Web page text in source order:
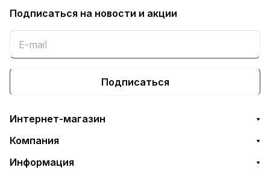
Подписаться на новости и акции
Подписаться
Интернет-магазин
Компания
Информация